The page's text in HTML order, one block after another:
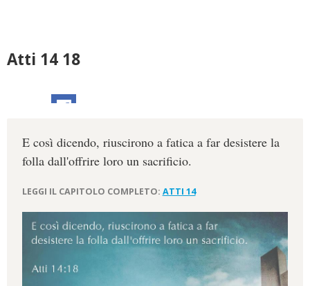
Atti 14 18
E così dicendo, riuscirono a fatica a far desistere la
folla dall'offrire loro un sacrificio.
LEGGI IL CAPITOLO COMPLETO: ATTI 14